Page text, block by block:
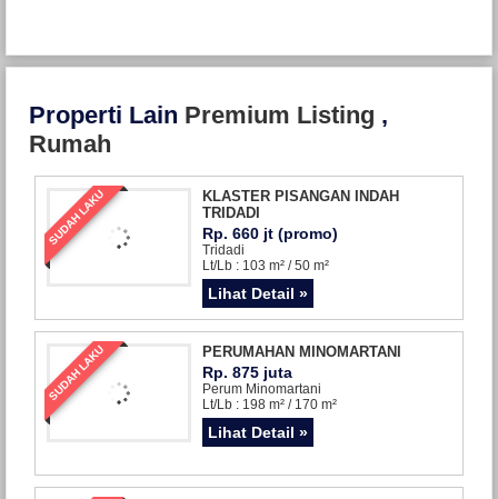
Properti Lain Premium Listing ,
Rumah
SUDAH LAKU
KLASTER PISANGAN INDAH
TRIDADI
Rp. 660 jt (promo)
Tridadi
Lt/Lb : 103 m² / 50 m²
Lihat Detail »
SUDAH LAKU PERUMAHAN MINOMARTANI
Rp. 875 juta
Perum Minomartani
Lt/Lb : 198 m² / 170 m²
Lihat Detail »